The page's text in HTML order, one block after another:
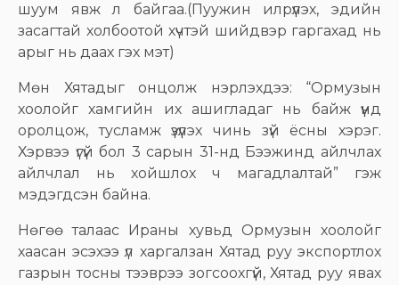
шуум явж л байгаа.(Пуужин илрүүлэх, эдийн
засагтай холбоотой хүчтэй шийдвэр гаргахад нь
арыг нь даах гэх мэт)
Мөн Хятадыг онцолж нэрлэхдээ: “Ормузын
хоолойг хамгийн их ашигладаг нь байж үүнд
оролцож, тусламж үзүүлэх чинь зүй ёсны хэрэг.
Хэрвээ үгүй бол 3 сарын 31-нд Бээжинд айлчлах
айлчлал нь хойшлох ч магадлалтай” гэж
мэдэгдсэн байна.
Нөгөө талаас Ираны хувьд Ормузын хоолойг
хаасан эсэхээ үл харгалзан Хятад руу экспортлох
газрын тосны тээврээ зогсоохгүй, Хятад руу явах